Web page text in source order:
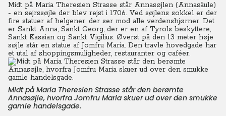
Midt på Maria Theresien Strasse står Annasøjlen (Annasäule)
- en sejrssøjle der blev rejst i 1706. Ved søjlens sokkel er der
fire statuer af helgener, der ser mod alle verdenshjørner. Det
er Sankt Anna, Sankt Georg, der er en af Tyrols beskyttere,
Sankt Kassian og Sankt Vigilius. Øverst på den 13 meter høje
søjle står en statue af Jomfru Maria. Den travle hovedgade har
et utal af shoppingsmuligheder, restauranter og caféer.
Midt på Maria Theresien Strasse står den berømte
Annasøjle, hvorfra Jomfru Maria skuer ud over den smukke
gamle handelsgade.